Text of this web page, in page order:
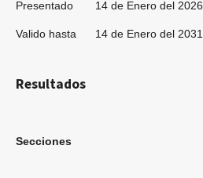
Presentado 14 de Enero del 2026
Valido hasta 14 de Enero del 2031
Resultados
Secciones